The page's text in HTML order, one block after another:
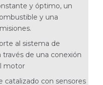
y óptimo, un
y una
al sistema de
de una conexión
motor
catalizado con sensores